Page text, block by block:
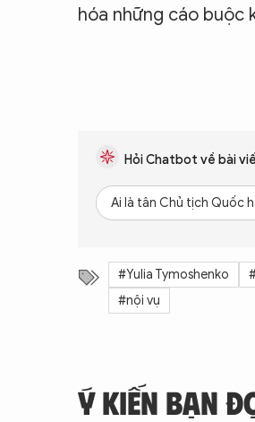
hóa những cáo buộc
Hỏi Chatbot về bài
Ai là tân Chủ tịch Quốc
#Yulia Tymoshenko
#nội vụ
Ý KIẾN BẠN